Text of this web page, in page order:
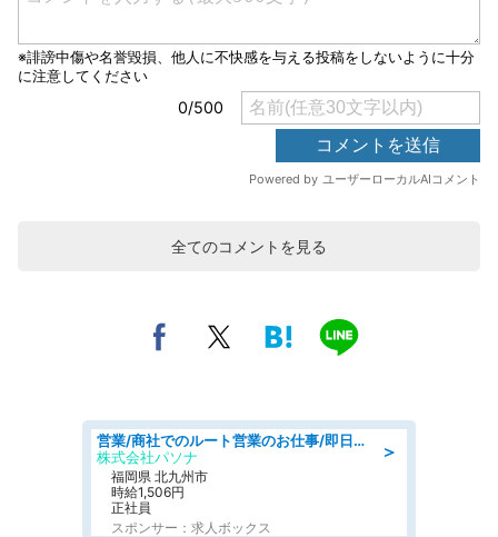
全てのコメントを見る
＞
営業/商社でのルート営業のお仕事/即日勤務可/車通勤可/営業
株式会社パソナ
福岡県 北九州市
時給1,506円
正社員
スポンサー：求人ボックス